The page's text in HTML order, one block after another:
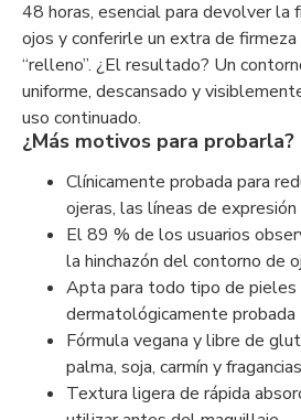
48 horas, esencial para devolver la
ojos y conferirle un extra de
“relleno”. ¿El resultado? Un
uniforme, descansado y
uso continuado.
¿Más motivos para probarla?
Clínicamente probada para
ojeras, las líneas de
El 89 % de los usuarios
la hinchazón del contorno de
Apta para todo tipo de pieles
dermatológicamente probada
Fórmula vegana y libre de
palma, soja, carmín y
Textura ligera de rápida